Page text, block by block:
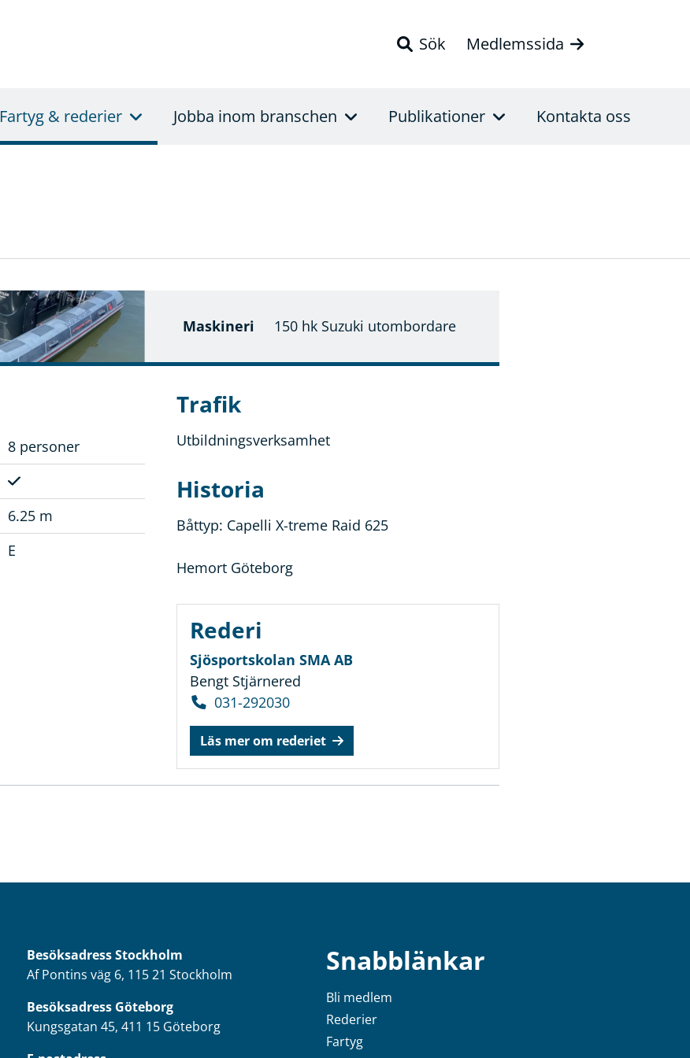
Sök Medlemssida
Fartyg & rederier Jobba inom branschen Publikationer Kontakta oss
Maskineri 150 hk Suzuki utombordare
8 personer
6.25 m
E
Trafik
Utbildningsverksamhet
Historia
Båttyp: Capelli X-treme Raid 625
Hemort Göteborg
Rederi
Sjösportskolan SMA AB
Bengt Stjärnered
031-292030
Läs mer om rederiet
BesöksadressStockholm
Af Pontins väg 6, 115 21 Stockholm
Besöksadress Göteborg
Kungsgatan 45, 411 15 Göteborg
Snabblänkar
Bli medlem
Rederier
Fartyg